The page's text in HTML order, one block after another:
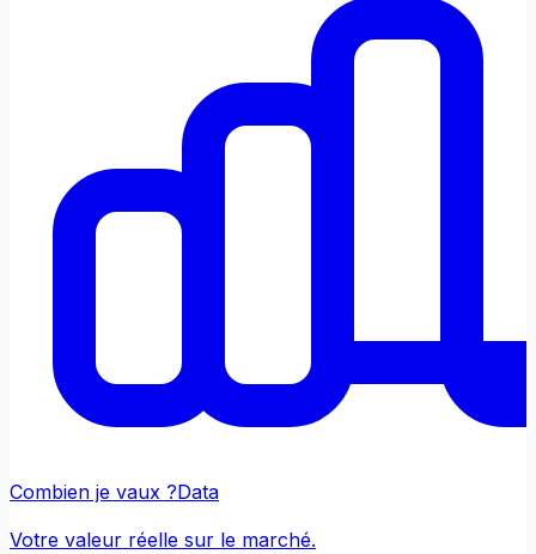
Combien je vaux ?Data
Votre valeur réelle sur le marché.